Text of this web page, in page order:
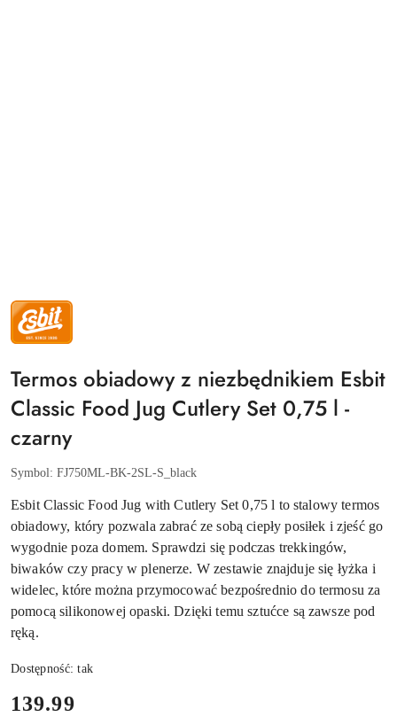
NAZWA
PRODUCENTA:
ESBIT
Termos obiadowy z niezbędnikiem Esbit
Classic Food Jug Cutlery Set 0,75 l -
czarny
Symbol: FJ750ML-BK-2SL-S_black
Esbit Classic Food Jug with Cutlery Set 0,75 l to stalowy termos
obiadowy, który pozwala zabrać ze sobą ciepły posiłek i zjeść go
wygodnie poza domem. Sprawdzi się podczas trekkingów,
biwaków czy pracy w plenerze. W zestawie znajduje się łyżka i
widelec, które można przymocować bezpośrednio do termosu za
pomocą silikonowej opaski. Dzięki temu sztućce są zawsze pod
ręką.
Dostępność:tak
cena:
139.99